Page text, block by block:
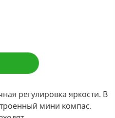
регулировка яркости. В
мини компас.